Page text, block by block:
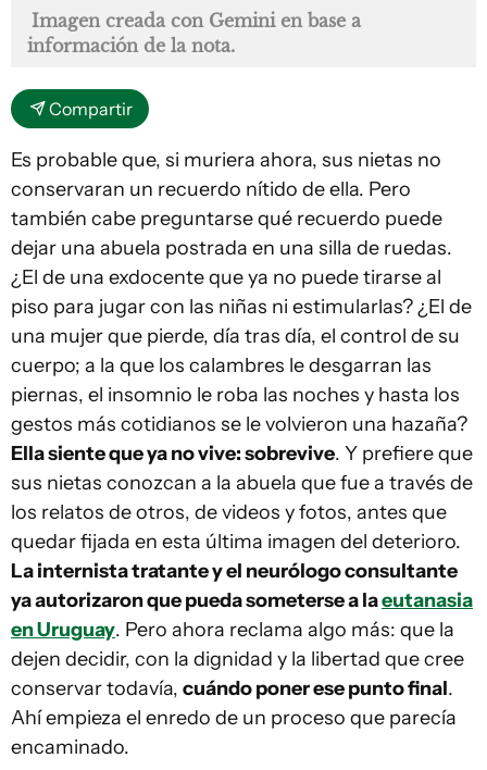
Imagen creada con Gemini en base a
información de la nota.
Compartir
Es probable que, si muriera ahora, sus nietas no
conservaran un recuerdo nítido de ella. Pero
también cabe preguntarse qué recuerdo puede
dejar una abuela postrada en una silla de ruedas.
¿El de una exdocente que ya no puede tirarse al
piso para jugar con las niñas ni estimularlas? ¿El de
una mujer que pierde, día tras día, el control de su
cuerpo; a la que los calambres le desgarran las
piernas, el insomnio le roba las noches y hasta los
gestos más cotidianos se le volvieron una hazaña?
Ella siente que ya no vive: sobrevive. Y prefiere que
sus nietas conozcan a la abuela que fue a través de
los relatos de otros, de videos y fotos, antes que
quedar fijada en esta última imagen del deterioro.
La internista tratante y el neurólogo consultante
ya autorizaron que pueda someterse a laeutanasia
en Uruguay. Pero ahora reclama algo más: que la
dejen decidir, con la dignidad y la libertad que cree
conservar todavía, cuándo poner ese punto final.
Ahí empieza el enredo de un proceso que parecía
encaminado.